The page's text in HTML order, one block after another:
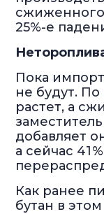
сжиженного
25%-е
Пока
не будут.
растет, а
добавляет
а сейчас 41
Как ранее
бутан в